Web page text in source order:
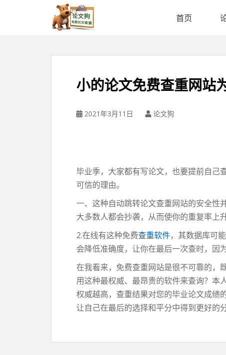
首页
小的论文免费查重网站
2021年3月11日 论文狗
毕业季，大家都有写论文，也要提前自己
可信的理由。
一、这种自动跳转论文查重网站的安全性
大多数人都会抄袭，从而使你的重复率上
2.在线有这种免费查重软件，其数据库可
会降低准确度，让你在最后一次查时，因
在我看来，免费查重网站是很不可靠的，
用这种最权威、最昂贵的软件来查询？本
权威越高，查重结果对您的毕业论文成绩
让自己在最后的选择和平分中得到更好的分